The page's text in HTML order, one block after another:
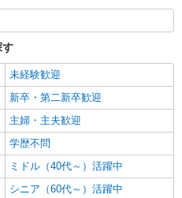
す
未経験歓迎
新卒・第二新卒歓迎
主婦・主夫歓迎
学歴不問
ミドル（40代～）活躍中
シニア（60代～）活躍中